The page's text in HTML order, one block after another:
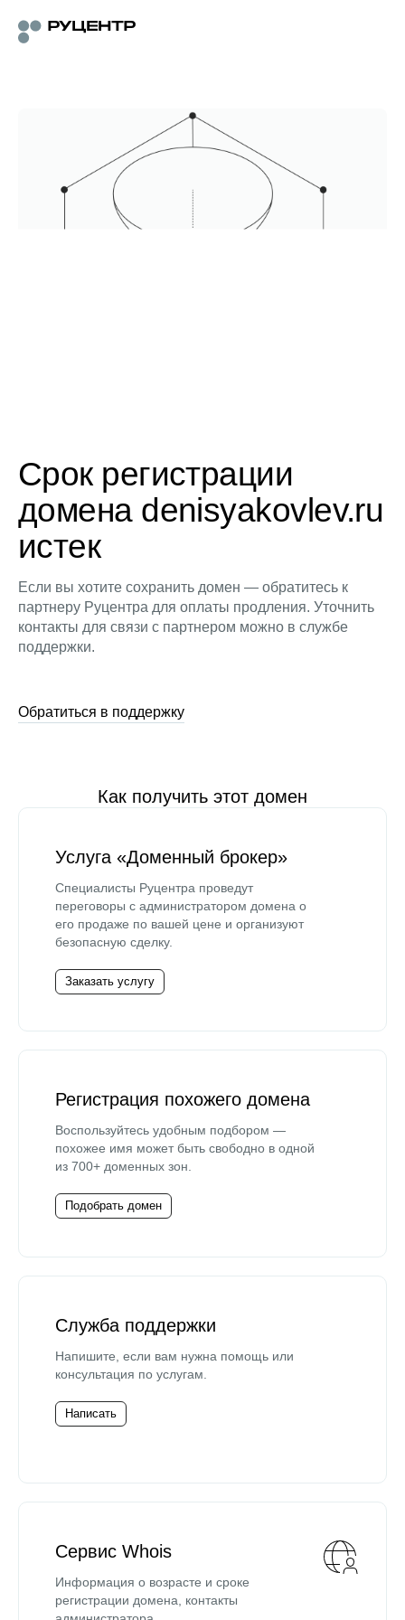
Срок регистрации
домена denisyakovlev.ru
истек
Если вы хотите сохранить домен — обратитесь к
партнеру Руцентра для оплаты продления. Уточнить
контакты для связи с партнером можно в службе
поддержки.
Обратиться в поддержку
Как получить этот домен
Услуга «Доменный брокер»
Специалисты Руцентра проведут
переговоры с администратором домена о
его продаже по вашей цене и организуют
безопасную сделку.
Заказать услугу
Регистрация похожего домена
Воспользуйтесь удобным подбором —
похожее имя может быть свободно в одной
из 700+ доменных зон.
Подобрать домен
Служба поддержки
Напишите, если вам нужна помощь или
консультация по услугам.
Написать
Сервис Whois
Информация о возрасте и сроке
регистрации домена, контакты